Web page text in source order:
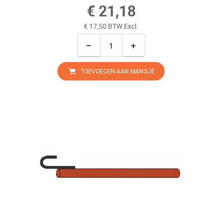
€ 21,18
€ 17,50 BTW Excl.
− +
TOEVOEGEN AAN MANDJE